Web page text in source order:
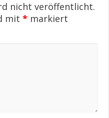
nicht veröffentlicht.
mit* markiert